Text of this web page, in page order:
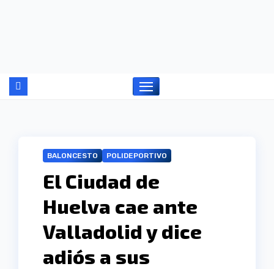
BALONCESTO POLIDEPORTIVO
El Ciudad de
Huelva cae ante
Valladolid y dice
adiós a sus